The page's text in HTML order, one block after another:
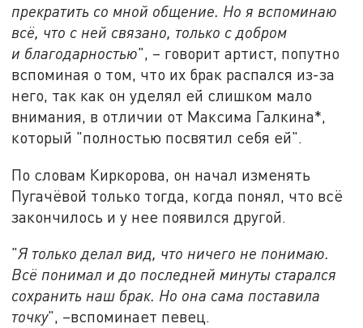
прекратить со мной общение. Но я вспоминаю
всё, что с ней связано, только с добром
и благодарностью", – говорит артист, попутно
вспоминая о том, что их брак распался из-за
него, так как он уделял ей слишком мало
внимания, в отличии от Максима Галкина*,
который "полностью посвятил себя ей".
По словам Киркорова, он начал изменять
Пугачёвой только тогда, когда понял, что всё
закончилось и у нее появился другой.
"Я только делал вид, что ничего не понимаю.
Всё понимал и до последней минуты старался
сохранить наш брак. Но она сама поставила
точку", –вспоминает певец.